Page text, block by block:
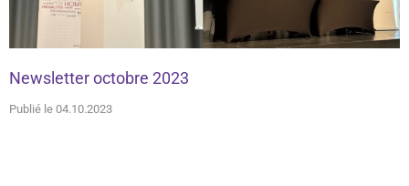
Newsletter octobre 2023
Publié le 04.10.2023